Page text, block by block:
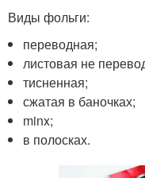
Виды фольги:
переводная;
листовая не
тисненная;
сжатая в баночках;
minx;
в полосках.